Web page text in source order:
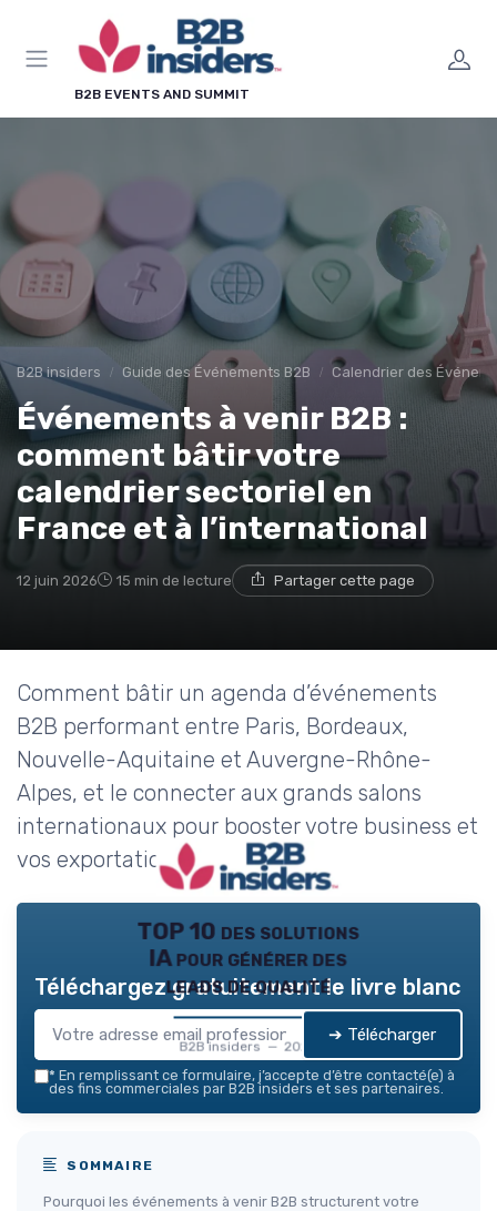
B2B EVENTS AND SUMMIT
B2B insiders Guide des Événements B2B Calendrier des
Événements à venir B2B :
comment bâtir votre
calendrier sectoriel en
France et à l’international
12 juin 2026 15 min de lecture Partager cette page
Comment bâtir un agenda d’événements
B2B performant entre Paris, Bordeaux,
Nouvelle-Aquitaine et Auvergne-Rhône-
Alpes, et le connecter aux grands salons
internationaux pour booster votre business et
vos exportations.
TOP 10 des solutions
IA pour générer des
leads de qualité
B2B insiders — 2026
Téléchargez gratuitement le livre blanc
➔ Télécharger
* En remplissant ce formulaire, j’accepte d’être contacté(e) à
des fins commerciales par B2B insiders et ses partenaires.
SOMMAIRE
Pourquoi les événements à venir B2B structurent votre
Panneau de gestion des cookies